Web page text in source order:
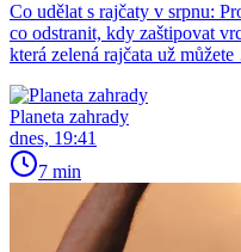
Co udělat s rajčaty v srpnu:
co odstranit, kdy zaštipovat
která zelená rajčata už
Planeta zahrady
dnes, 19:41
7 min